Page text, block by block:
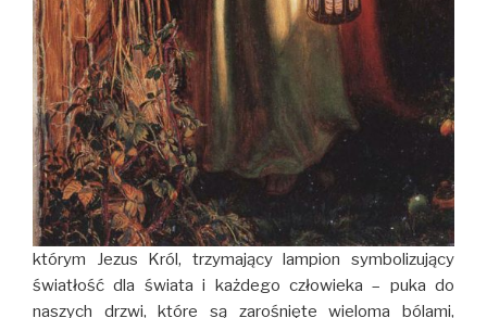
którym Jezus Król, trzymający lampion symbolizujący
światłość dla świata i każdego człowieka – puka do
naszych drzwi, które są zarośnięte wieloma bólami,